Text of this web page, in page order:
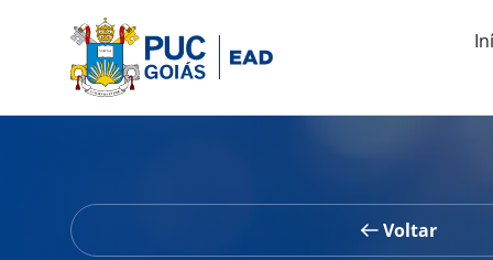
Voltar